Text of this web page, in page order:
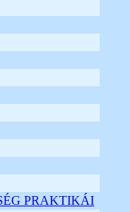
PRAKTIKÁI